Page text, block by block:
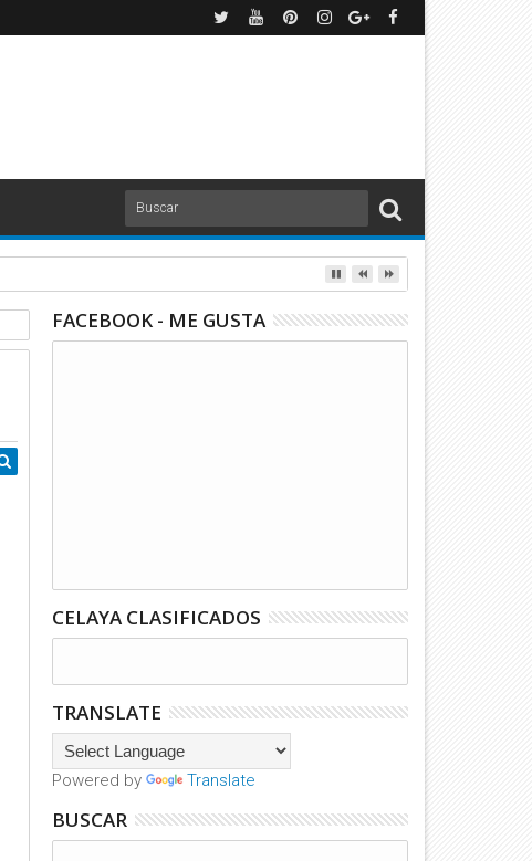
de goles
FACEBOOK - ME GUSTA
CELAYA CLASIFICADOS
TRANSLATE
Powered by Translate
BUSCAR